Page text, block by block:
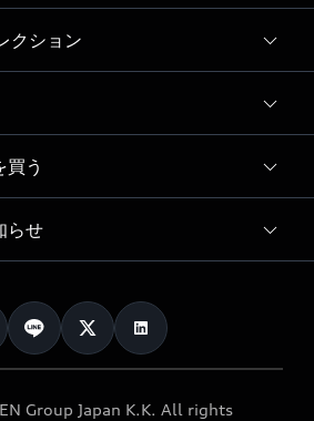
デル
クション
ト
う
らせ
ーン
Group Japan K.K. All rights